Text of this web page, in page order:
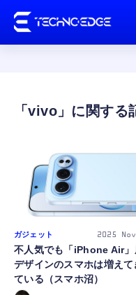
vivo
ガジェット 2025
不人気でも「iPhone Air」
デザインのスマホは増えて
ている（スマホ沼）